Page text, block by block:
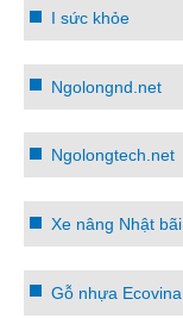
I sức khỏe
Ngolongnd.net
Ngolongtech.net
Xe nâng Nhật bãi
Gỗ nhựa Ecovina